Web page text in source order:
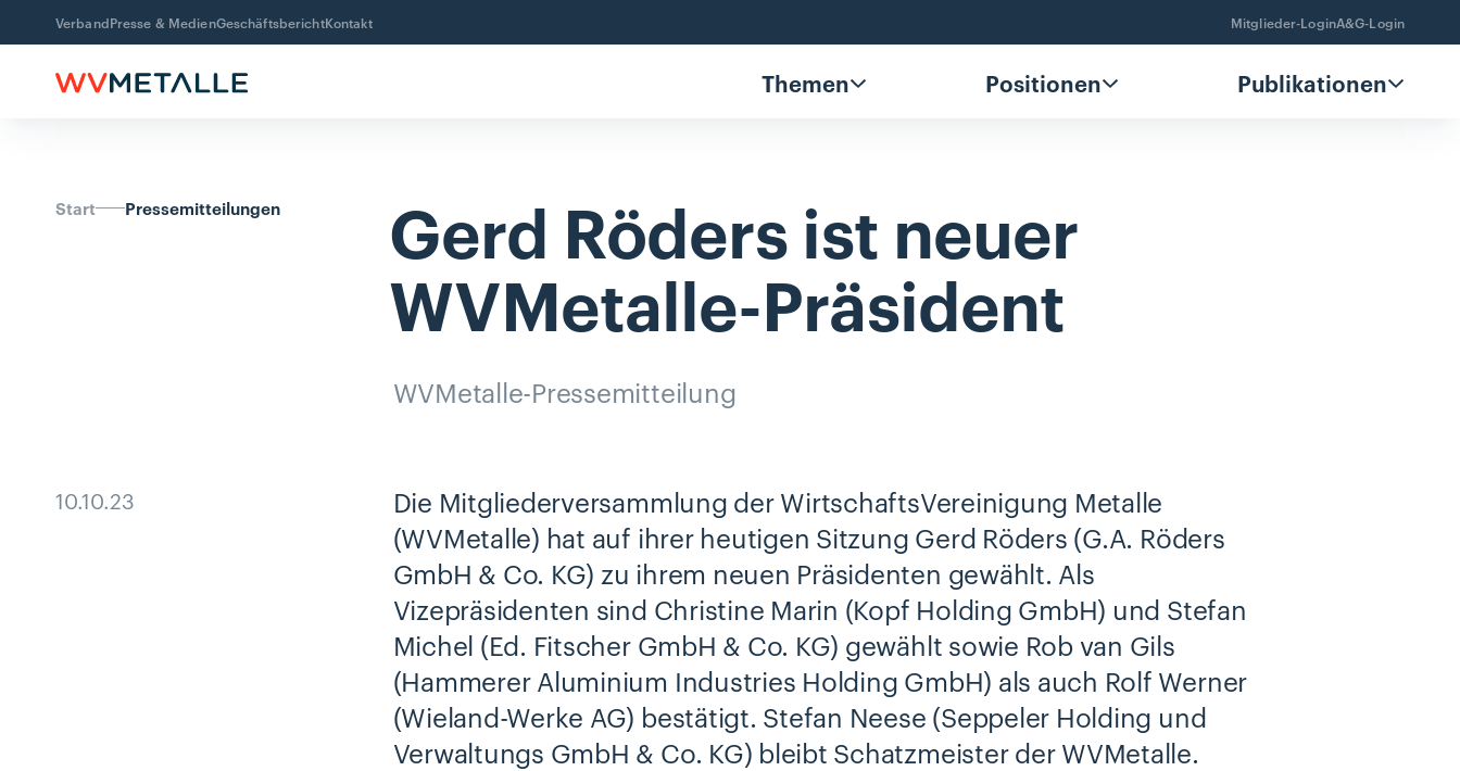
VerbandPresse & MedienGeschäftsberichtKontakt Mitglieder-LoginA&G-Login
Themen Positionen Publikationen
Start Pressemitteilungen Gerd Rödersist neuer
WVMetalle-Präsident
WVMetalle-Pressemitteilung
10.10.23
Die Mitgliederversammlung der WirtschaftsVereinigung Metalle
(WVMetalle) hat auf ihrer heutigen Sitzung Gerd Röders (G.A. Röders
GmbH & Co. KG) zu ihrem neuen Präsidenten gewählt. Als
Vizepräsidenten sind Christine Marin (Kopf Holding GmbH) und Stefan
Michel (Ed. Fitscher GmbH & Co. KG) gewählt sowie Rob van Gils
(Hammerer Aluminium Industries Holding GmbH) als auch Rolf Werner
(Wieland-Werke AG) bestätigt. Stefan Neese (Seppeler Holding und
Verwaltungs GmbH & Co. KG) bleibt Schatzmeister der WVMetalle.